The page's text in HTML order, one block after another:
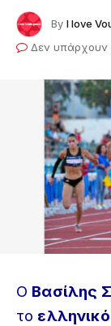
By I love
Δεν υπάρχουν
Ο Βασίλης
το